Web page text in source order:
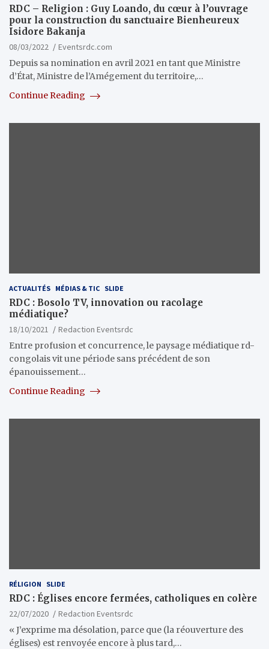
RDC – Religion : Guy Loando, du cœur à l’ouvrage
pour la construction du sanctuaire Bienheureux
Isidore Bakanja
08/03/2022
Eventsrdc.com
Depuis sa nomination en avril 2021 en tant que Ministre
d’État, Ministre de l’Amégement du territoire,…
Continue Reading
ACTUALITÉS MÉDIAS & TIC SLIDE
RDC : Bosolo TV, innovation ou racolage
médiatique?
18/10/2021
Redaction Eventsrdc
Entre profusion et concurrence, le paysage médiatique rd-
congolais vit une période sans précédent de son
épanouissement…
Continue Reading
RÉLIGION SLIDE
RDC : Églises encore fermées, catholiques en colère
22/07/2020
Redaction Eventsrdc
« J’exprime ma désolation, parce que (la réouverture des
églises) est renvoyée encore à plus tard,…